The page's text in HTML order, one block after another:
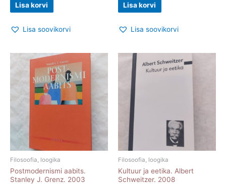
Lisa korvi
Lisa soovikorvi
Lisa korvi
Lisa soovikorvi
Filosoofia, loogika
Postmodernismi aabits.
Stanley J. Grenz. 2003
Filosoofia, loogika
Kultuur ja eetika. Albert
Schweitzer. 2008